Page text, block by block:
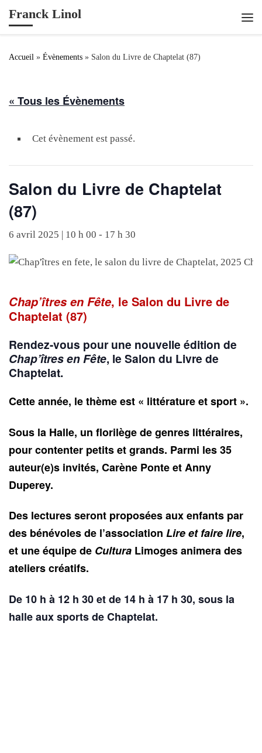
Passer au contenu
Franck Linol
Accueil » Évènements » Salon du Livre de Chaptelat (87)
« Tous les Évènements
Cet évènement est passé.
Salon du Livre de Chaptelat
(87)
6 avril 2025 | 10 h 00 - 17 h 30
Chap’îtres en Fête, le Salon du Livre de
Chaptelat (87)
Rendez-vous pour une nouvelle édition de
Chap’îtres en Fête, le Salon du Livre de
Chaptelat.
Cette année, le thème est « littérature et sport ».
Sous la Halle, un florilège de genres littéraires,
pour contenter petits et grands. Parmi les 35
auteur(e)s invités, Carène Ponte et Anny
Duperey.
Des lectures seront proposées aux enfants par
des bénévoles de l’association Lire et faire lire,
et une équipe de Cultura Limoges animera des
ateliers créatifs.
De 10 h à 12 h 30 et de 14 h à 17 h 30, sous la
halle aux sports de Chaptelat.